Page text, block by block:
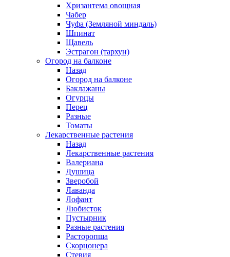
Хризантема овощная
Чабер
Чуфа (Земляной миндаль)
Шпинат
Щавель
Эстрагон (тархун)
Огород на балконе
Назад
Огород на балконе
Баклажаны
Огурцы
Перец
Разные
Томаты
Лекарственные растения
Назад
Лекарственные растения
Валериана
Душица
Зверобой
Лаванда
Лофант
Любисток
Пустырник
Разные растения
Расторопша
Скорцонера
Стевия